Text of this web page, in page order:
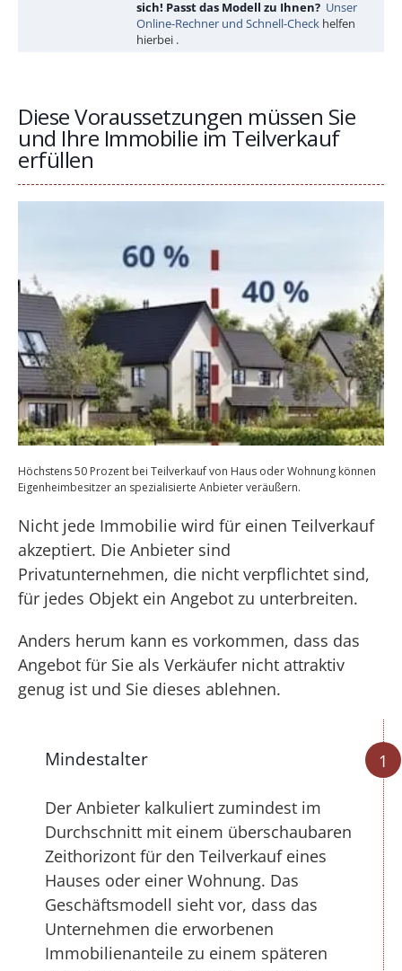
sich! Passt das Modell zu Ihnen? Unser
Online-Rechner und Schnell-Check helfen
hierbei .
Diese Voraussetzungen müssen Sie
und Ihre Immobilie im Teilverkauf
erfüllen
Höchstens 50 Prozent bei Teilverkauf von Haus oder Wohnung können
Eigenheimbesitzer an spezialisierte Anbieter veräußern.
Nicht jede Immobilie wird für einen Teilverkauf
akzeptiert. Die Anbieter sind
Privatunternehmen, die nicht verpflichtet sind,
für jedes Objekt ein Angebot zu unterbreiten.
Anders herum kann es vorkommen, dass das
Angebot für Sie als Verkäufer nicht attraktiv
genug ist und Sie dieses ablehnen.
Mindestalter
Der Anbieter kalkuliert zumindest im
Durchschnitt mit einem überschaubaren
Zeithorizont für den Teilverkauf eines
Hauses oder einer Wohnung. Das
Geschäftsmodell sieht vor, dass das
Unternehmen die erworbenen
Immobilienanteile zu einem späteren